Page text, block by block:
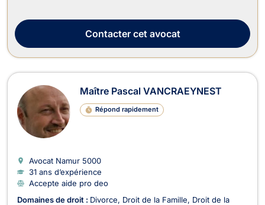
maladies professionnelles, d...
Contactercet avocat
Maître Pascal VANCRAEYNEST
Répond rapidement
Avocat Namur 5000
31 ans d’expérience
Accepte aide pro deo
Domaines de droit : Divorce Droit de la Famille
Droit de la